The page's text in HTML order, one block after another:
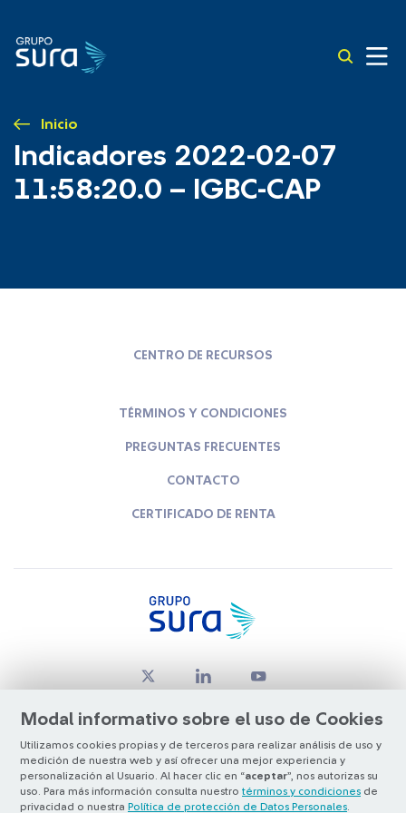
Inicio
Indicadores 2022-02-07
11:58:20.0 – IGBC-CAP
Modal informativo sobre el uso de Cookies
Utilizamos cookies propias y de terceros para realizar análisis de uso y
medición de nuestra web y así ofrecer una mejor experiencia y
personalización al Usuario. Al hacer clic en “aceptar”, nos autorizas su
uso. Para más información consulta nuestro términos y condiciones de
privacidad o nuestra Política de protección de Datos Personales
CENTRO DE RECURSOS
TÉRMINOS Y CONDICIONES
PREGUNTAS FRECUENTES
CONTACTO
CERTIFICADO DE RENTA
© Copyright Grupo SURA 2026